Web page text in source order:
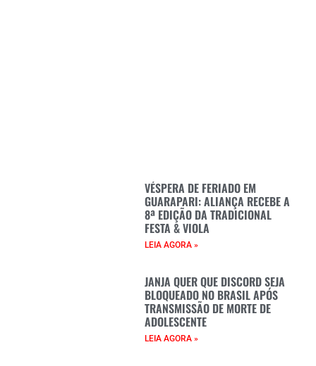
VÉSPERA DE FERIADO EM
GUARAPARI: ALIANÇA RECEBE A
8ª EDIÇÃO DA TRADICIONAL
FESTA & VIOLA
LEIA AGORA »
JANJA QUER QUE DISCORD SEJA
BLOQUEADO NO BRASIL APÓS
TRANSMISSÃO DE MORTE DE
ADOLESCENTE
LEIA AGORA »